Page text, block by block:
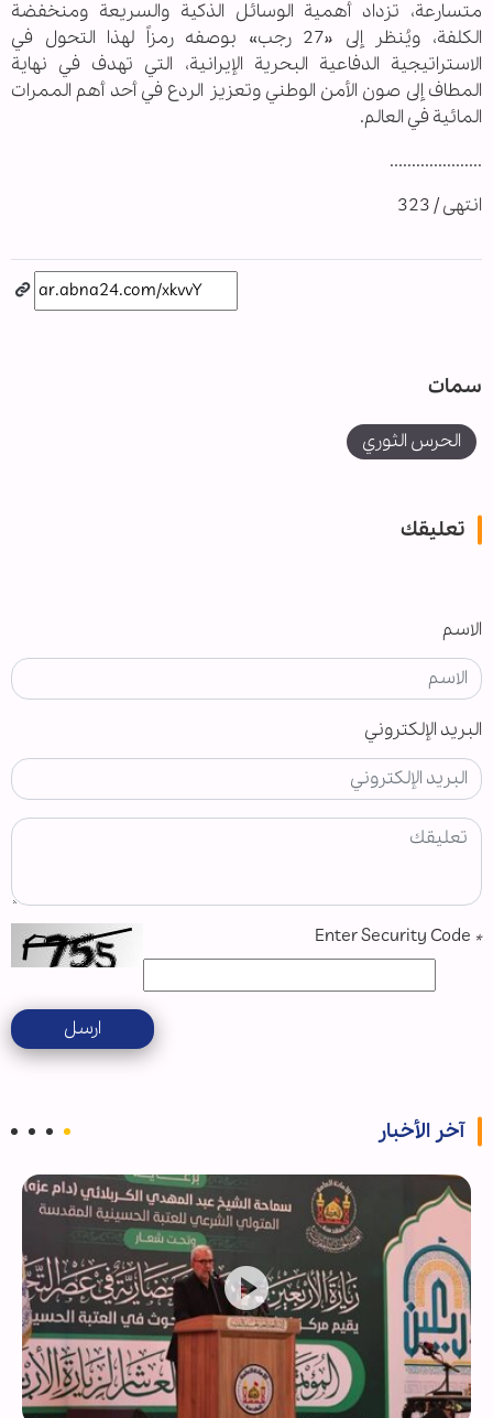
متسارعة، تزداد أهمية الوسائل الذكية والسريعة ومنخفضة
الكلفة، ويُنظر إلى «27 رجب» بوصفه رمزاً لهذا التحول في
الاستراتيجية الدفاعية البحرية الإيرانية، التي تهدف في نهاية
المطاف إلى صون الأمن الوطني وتعزيز الردع في أحد أهم الممرات
المائية في العالم.
.....................
انتهى / 323
سمات
الحرس الثوري
تعليقك
الاسم
البريد الإلكتروني
*
ارسل
آخر الأخبار